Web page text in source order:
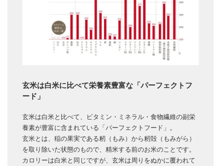
玄米は白米に比べて栄養素豊富な「パーフェクトフ
ード」
玄米は白米と比べて、ビタミン・ミネラル・食物繊維の副栄
養素が豊富に含まれている「パーフェクトフード」。
玄米とは、稲の果実である籾（もみ）から籾殻（もみがら）
を取り除いた状態のもので、精米する前のお米のことです。
カロリーは白米と同じですが、玄米は周りをぬかに覆われて